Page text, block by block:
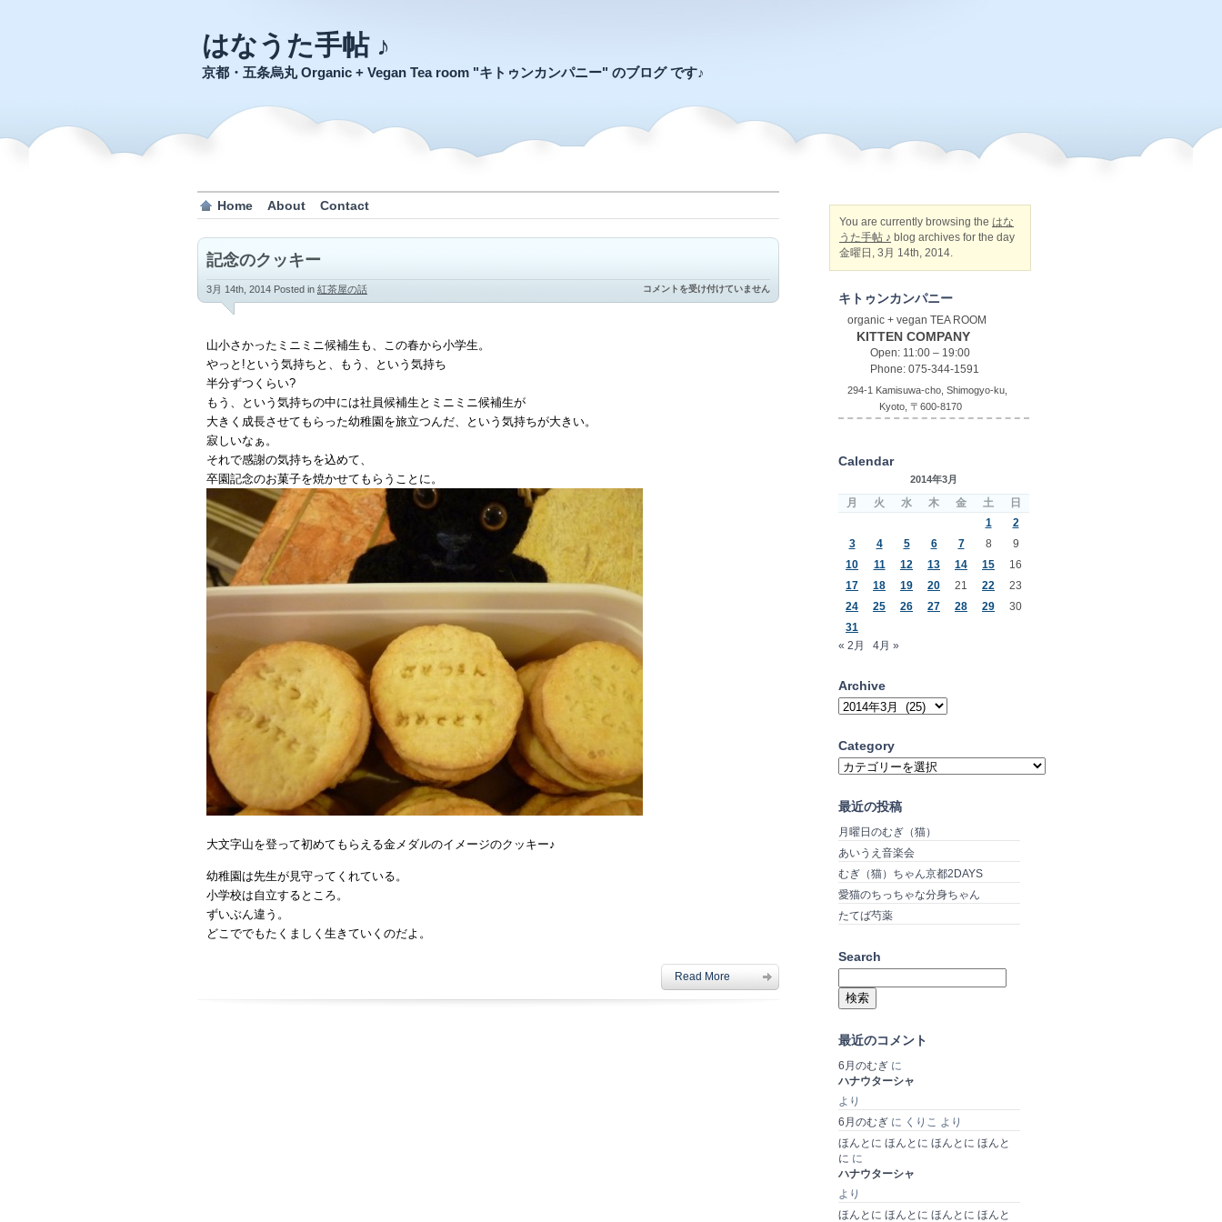
はなうた手帖 ♪
京都・五条烏丸 Organic + Vegan Tea room "キトゥンカンパニー" のブログ です♪
Home About Contact
記念のクッキー
3月 14th, 2014 Posted in 紅茶屋の話
記
念
コメントを受け付けていません
山小さかったミニミニ候補生も、この春から小学生。
やっと!という気持ちと、もう、という気持ち
半分ずつくらい?
もう、という気持ちの中には社員候補生とミニミニ候補生が
大きく成長させてもらった幼稚園を旅立つんだ、という気持ちが大きい。
寂しいなぁ。
それで感謝の気持ちを込めて、
卒園記念のお菓子を焼かせてもらうことに。
大文字山を登って初めてもらえる金メダルのイメージのクッキー♪
幼稚園は先生が見守ってくれている。
小学校は自立するところ。
ずいぶん違う。
どこででもたくましく生きていくのだよ。
Read More
You are currently browsing the はな
うた手帖 ♪ blog archives for the day
金曜日, 3月 14th, 2014.
キトゥンカンパニー
organic + vegan TEA ROOM
KITTEN COMPANY
Open: 11:00 – 19:00
Phone: 075-344-1591
294-1 Kamisuwa-cho, Shimogyo-ku,
Kyoto, 〒600-8170
Calendar
2014年3月
月 火 水 木 金 土
日
1
2
3
4 5 6 7 8
9
10
11 12 13 14 15
16
17
18 19 20 21 22
23
24
25 26 27 28 29
30
31
« 2月
4月 »
Archive
Archive
Category
Category
最近の投稿
月曜日のむぎ（猫）
あいうえ音楽会
むぎ（猫）ちゃん京都2DAYS
愛猫のちっちゃな分身ちゃん
たてば芍薬
Search
索:
最近のコメント
6月のむぎ に
ハナウターシャ
より
6月のむぎ に くりこ より
ほんとに ほんとに ほんとに ほんと
に に
ハナウターシャ
より
ほんとに ほんとに ほんとに ほんと